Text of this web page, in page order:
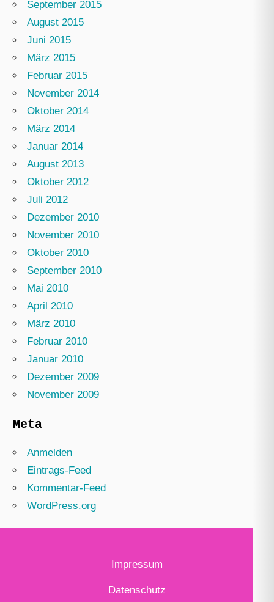
September 2015
August 2015
Juni 2015
März 2015
Februar 2015
November 2014
Oktober 2014
März 2014
Januar 2014
August 2013
Oktober 2012
Juli 2012
Dezember 2010
November 2010
Oktober 2010
September 2010
Mai 2010
April 2010
März 2010
Februar 2010
Januar 2010
Dezember 2009
November 2009
Meta
Anmelden
Eintrags-Feed
Kommentar-Feed
WordPress.org
Impressum
Datenschutz